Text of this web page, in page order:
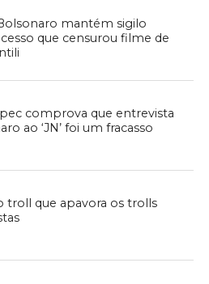
mantém sigilo
que censurou filme de
comprova que entrevista
ao ‘JN’ foi um fracasso
troll que apavora os trolls